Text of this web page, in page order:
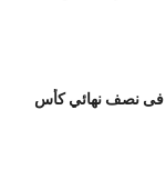
فى نصف نهائي كأس